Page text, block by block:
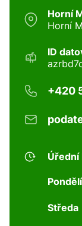
Horní
Horní
ID
+420
Úřední
Pondělí
Středa